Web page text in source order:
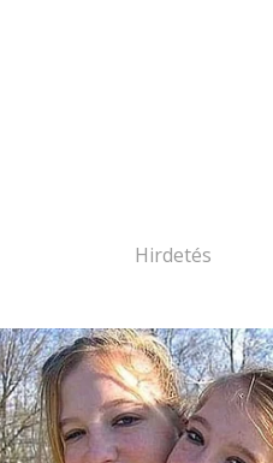
Hirdetés